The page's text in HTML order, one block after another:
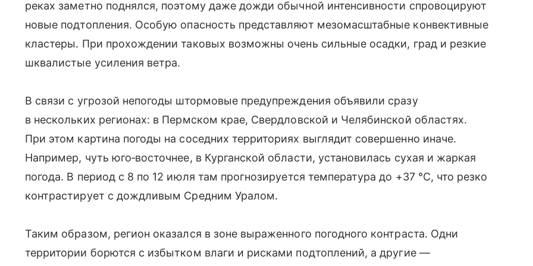
реках заметно поднялся, поэтому даже дожди обычной интенсивности спровоцируют
новые подтопления. Особую опасность представляют мезомасштабные конвективные
кластеры. При прохождении таковых возможны очень сильные осадки, град и резкие
шквалистые усиления ветра.
В связи с угрозой непогоды штормовые предупреждения объявили сразу
в нескольких регионах: в Пермском крае, Свердловской и Челябинской областях.
При этом картина погоды на соседних территориях выглядит совершенно иначе.
Например, чуть юго‑восточнее, в Курганской области, установилась сухая и жаркая
погода. В период с 8 по 12 июля там прогнозируется температура до +37 °C, что резко
контрастирует с дождливым Средним Уралом.
Таким образом, регион оказался в зоне выраженного погодного контраста. Одни
территории борются с избытком влаги и рисками подтоплений, а другие —